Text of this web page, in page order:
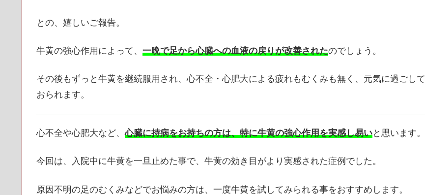
との、嬉しいご報告。
牛黄の強心作用によって、 一晩で足から心臓への血液の戻りが改善されたのでしょう。
その後もずっと牛黄を継続服用され、心不全・心肥大による疲れもむくみも無く、元気に過ごして
おられます。
心不全や心肥大など、心臓に持病をお持ちの方は、特に牛黄の強心作用を実感し易いと思います。
今回は、入院中に牛黄を一旦止めた事で、牛黄の効き目がより実感された症例でした。
原因不明の足のむくみなどでお悩みの方は、一度牛黄を試してみられる事をおすすめします。